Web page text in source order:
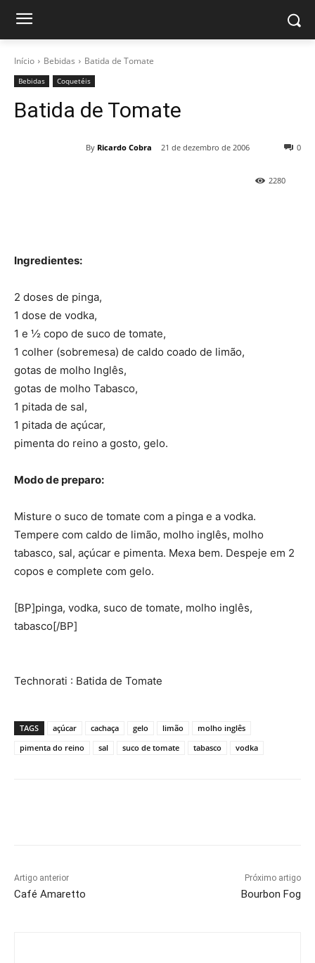
Início Bebidas Batida de Tomate
Bebidas Coquetéis
Batida de Tomate
By Ricardo Cobra 21 de dezembro de 2006 0
2280
Ingredientes:
2 doses de pinga,
1 dose de vodka,
1 e ½ copo de suco de tomate,
1 colher (sobremesa) de caldo coado de limão,
gotas de molho Inglês,
gotas de molho Tabasco,
1 pitada de sal,
1 pitada de açúcar,
pimenta do reino a gosto, gelo.
Modo de preparo:
Misture o suco de tomate com a pinga e a vodka.
Tempere com caldo de limão, molho inglês, molho
tabasco, sal, açúcar e pimenta. Mexa bem. Despeje em 2
copos e complete com gelo.
[BP]pinga, vodka, suco de tomate, molho inglês,
tabasco[/BP]
Technorati : Batida de Tomate
TAGS açúcar cachaça gelo limão
molho inglês
pimenta do reino
sal suco de tomate tabasco vodka
Artigo anterior
Café Amaretto
Próximo artigo
Bourbon Fog